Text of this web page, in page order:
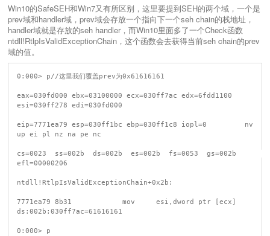
Win10的SafeSEH和Win7又有所区别，这里要提到SEH的两个域，一个是
prev域和handler域，prev域会存放一个指向下一个seh chain的栈地址，
handler域就是存放的seh handler，而Win10里面多了一个Check函数
ntdll!RtlpIsValidExceptionChain，这个函数会去获得当前seh chain的prev
域的值。
0:000> p//这里我们覆盖prev为0x61616161
eax=030fd000 ebx=03100000 ecx=030ff7ac edx=6fdd1100
esi=030ff278 edi=030fd000
eip=7771ea79 esp=030ff1bc ebp=030ff1c8 iopl=0         nv
up ei pl nz na pe nc
cs=0023  ss=002b  ds=002b  es=002b  fs=0053  gs=002b
efl=00000206
ntdll!RtlpIsValidExceptionChain+0x2b:
7771ea79 8b31            mov     esi,dword ptr [ecx]
ds:002b:030ff7ac=61616161
0:000> p